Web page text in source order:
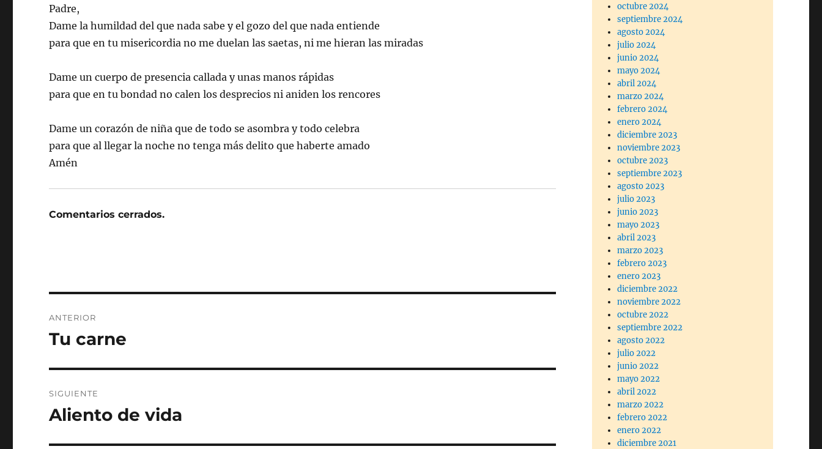
Padre,
Dame la humildad del que nada sabe y el gozo del que nada entiende
para que en tu misericordia no me duelan las saetas, ni me hieran las miradas
Dame un cuerpo de presencia callada y unas manos rápidas
para que en tu bondad no calen los desprecios ni aniden los rencores
Dame un corazón de niña que de todo se asombra y todo celebra
para que al llegar la noche no tenga más delito que haberte amado
Amén
Comentarios cerrados.
de
ANTERIOR
Entrada
Tu carne
SIGUIENTE
Entrada
Aliento de vida
octubre 2024
septiembre 2024
agosto 2024
julio 2024
junio 2024
mayo 2024
abril 2024
marzo 2024
febrero 2024
enero 2024
diciembre 2023
noviembre 2023
octubre 2023
septiembre 2023
agosto 2023
julio 2023
junio 2023
mayo 2023
abril 2023
marzo 2023
febrero 2023
enero 2023
diciembre 2022
noviembre 2022
octubre 2022
septiembre 2022
agosto 2022
julio 2022
junio 2022
mayo 2022
abril 2022
marzo 2022
febrero 2022
enero 2022
diciembre 2021